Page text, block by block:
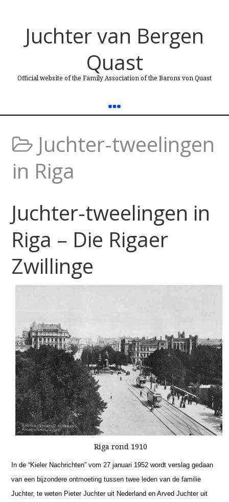
Juchter van Bergen
Quast
Official website of the Family Association of the Barons von Quast
Juchter-tweelingen
in Riga
Juchter-tweelingen in
Riga – Die Rigaer
Zwillinge
Riga rond 1910
In de “Kieler Nachrichten” vom 27 januari 1952 wordt verslag gedaan
van een bijzondere ontmoeting tussen twee leden van de familie
Juchter, te weten Pieter Juchter uit Nederland en Arved Juchter uit